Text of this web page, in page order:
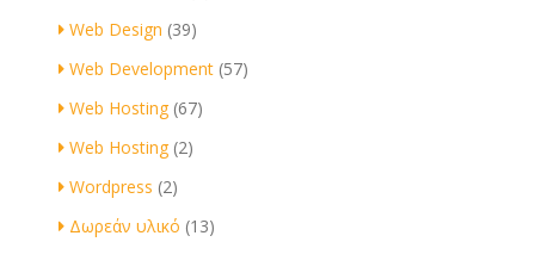
Web Design (39)
Web Development (57)
Web Hosting (67)
Web Hosting (2)
Wordpress (2)
Δωρεάν υλικό (13)